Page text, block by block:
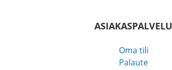
ASIAKASPALVELU
Oma tili
Palaute